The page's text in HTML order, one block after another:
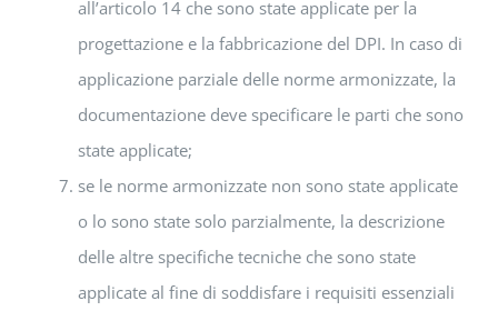
all’articolo 14 che sono state applicate per la
progettazione e la fabbricazione del DPI. In caso di
applicazione parziale delle norme armonizzate, la
documentazione deve specificare le parti che sono
state applicate;
se le norme armonizzate non sono state applicate
o lo sono state solo parzialmente, la descrizione
delle altre specifiche tecniche che sono state
applicate al fine di soddisfare i requisiti essenziali